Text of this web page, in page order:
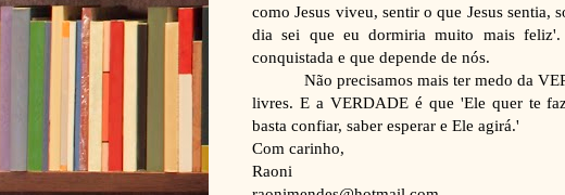
como Jesus viveu, sentir o que Jesus sentia,
dia sei que eu dormiria muito mais
conquistada e que depende de nós.
Não precisamos mais ter medo da
livres. E a VERDADE é que 'Ele quer te
basta confiar, saber esperar e Ele agirá.'
Com carinho,
Raoni